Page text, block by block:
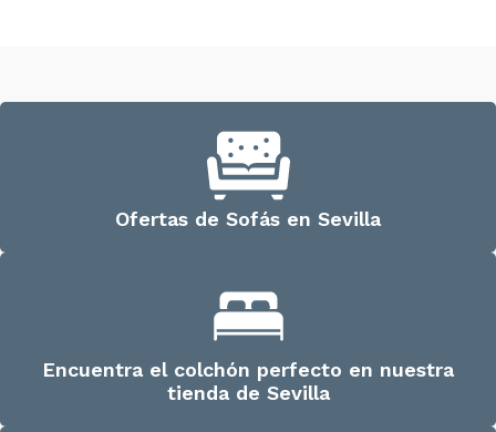
Ofertas de Sofás en Sevilla
Encuentra el colchón perfecto en nuestra
tienda de Sevilla